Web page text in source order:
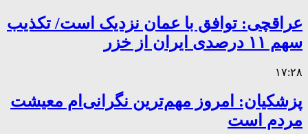
عراقچی: توافق با عمان نزدیک است/ تکذیب
سهم ۱۱ درصدی ایران از خزر
۱۷:۲۸
پزشکیان: امروز مهم‌ترین نگرانی‌ام معیشت
مردم است